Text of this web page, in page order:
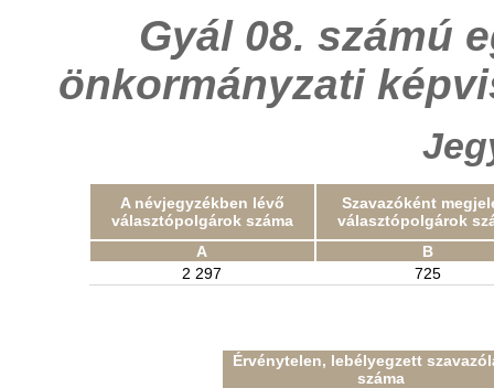
Gyál 08. számú
önkormányzati
A névjegyzékben lévő
választópolgárok száma
Szavazóként
választópolgárok
A
B
2 297
725
Érvénytelen, lebélyegzett
száma